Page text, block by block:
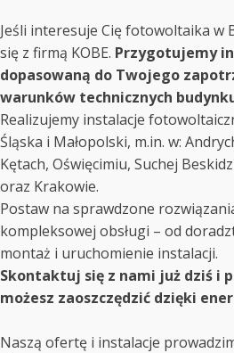
Jeśli interesuje Cię fotowoltaika w
się z firmą KOBE. Przygotujemy
dopasowaną do Twojego
warunków technicznych
Realizujemy instalacje
Śląska i Małopolski, m.in. w:
Kętach, Oświęcimiu, Suchej
oraz Krakowie.
Postaw na sprawdzone
kompleksowej obsługi – od
montaż i uruchomienie instalacji.
Skontaktuj się z nami już dziś i
możesz zaoszczędzić dzięki
Naszą ofertę i instalacje